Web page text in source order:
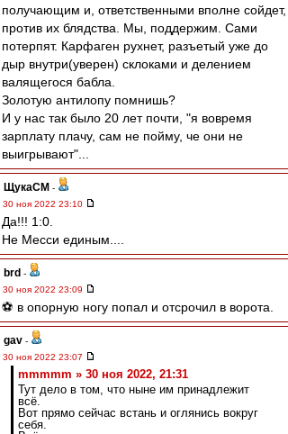
получающим и, ответственными вполне сойдет,
против их блядства. Мы, поддержим. Сами
потерпят. Карфаген рухнет, разъетый уже до
дыр внутри(уверен) склоками и делением
валящегося бабла.
Золотую антилопу помнишь?
И у нас так было 20 лет почти, "я вовремя
зарплату плачу, сам не пойму, че они не
выигрывают"...
ЩукаСМ -
30 ноя 2022 23:10
Да!!! 1:0.
Не Месси единым....
brd -
30 ноя 2022 23:09
⚽ в опорную ногу попал и отсрочил в ворота.
gav -
30 ноя 2022 23:07
mmmmm » 30 ноя 2022, 21:31
Тут дело в том, что ныне им принадлежит
всё.
Вот прямо сейчас встань и оглянись вокруг
себя.